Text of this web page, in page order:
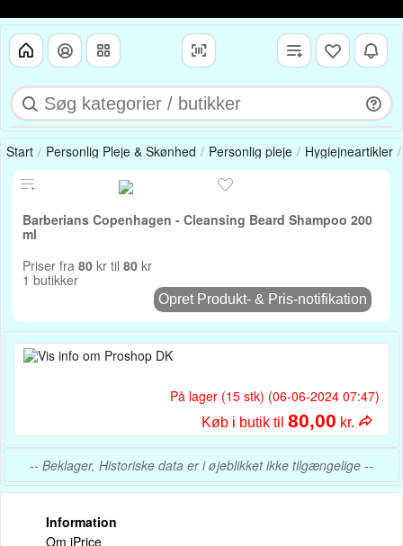
Start Personlig Pleje & Skønhed Personlig pleje Hygiejneartikler
Barberians Copenhagen - Cleansing Beard Shampoo 200
ml
Priser fra 80 kr til 80 kr
1 butikker
Opret Produkt- & Pris-notifikation
På lager (15 stk) (06-06-2024 07:47)
Køb i butik til 80,00 kr.
-- Beklager, Historiske data er i øjeblikket ikke tilgængelige --
Information
Om iPrice